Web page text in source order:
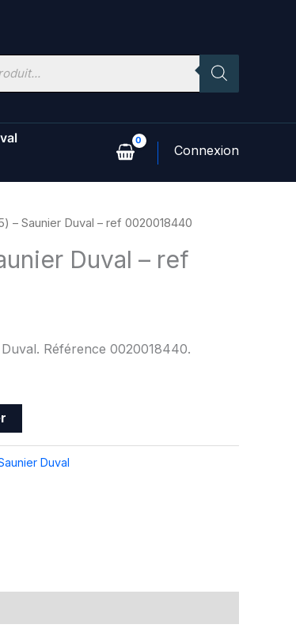
– Saunier Duval – ref 0020018440
Duval – ref
Référence 0020018440.
Duval